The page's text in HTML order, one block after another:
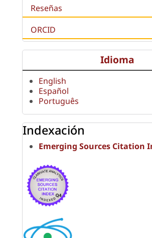
Reseñas
ORCID
Idioma
English
Español
Português
Indexación
Emerging Sources Citation